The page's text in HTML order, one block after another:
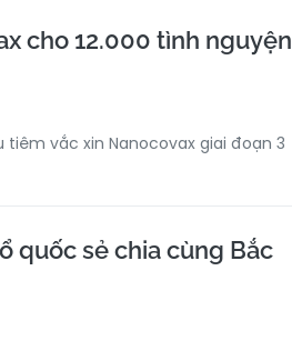
cho 12.000 tình nguyện
vắc xin Nanocovax giai đoạn 3
quốc sẻ chia cùng Bắc